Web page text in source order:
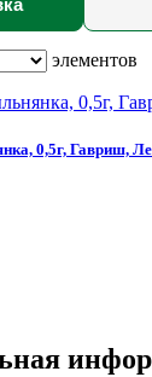
элементов
0,5г, Гавриш,